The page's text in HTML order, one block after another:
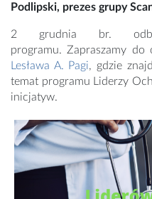
Podlipski, prezes grupy
2 grudnia br.
programu. Zapraszamy do
Lesława A. Pagi, gdzie
temat programu Liderzy
inicjatyw.